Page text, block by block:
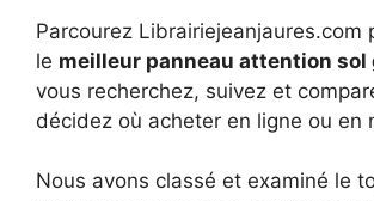
Parcourez Librairiejeanjaures.com
le meilleur panneau attention sol
vous recherchez, suivez et
décidez où acheter en ligne ou en
Nous avons classé et examiné le